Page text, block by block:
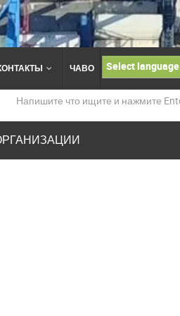
ЧАВО Select language